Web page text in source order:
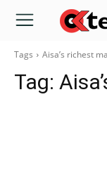
Tags Aisa’s richest
Tag: